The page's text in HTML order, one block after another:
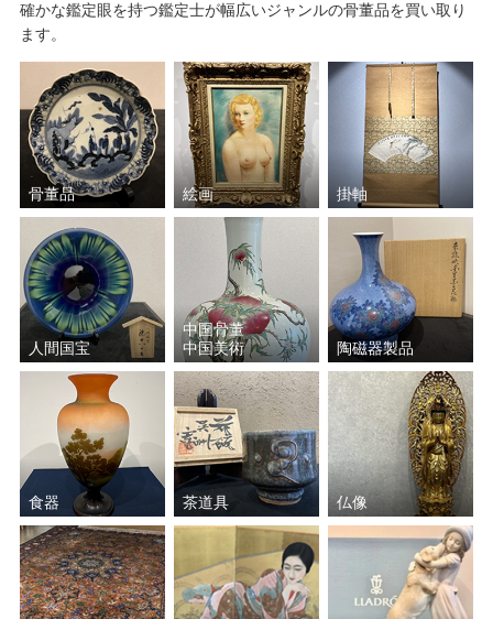
確かな鑑定眼を持つ鑑定士が幅広いジャンルの骨董品を買い取り
ます。
骨董品 絵画 掛軸
人間国宝
中国骨董
中国美術
陶磁器製品
食器 茶道具 仏像